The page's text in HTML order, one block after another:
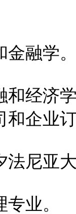
融学
经济学
和企业
尼亚大
业。